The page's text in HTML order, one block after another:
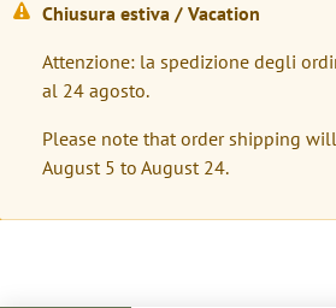
M
e
s
s
a
Chiusura estiva / Vacation
Attenzione: la spedizione degli
al 24 agosto.
Please note that order shipping
August 5 to August 24.